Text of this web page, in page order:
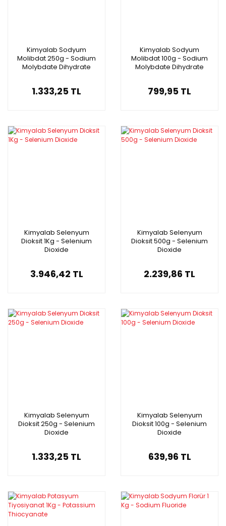
Kimyalab Sodyum
Molibdat 250g - Sodium
Molybdate Dihydrate
1.333,25 TL
Kimyalab Sodyum
Molibdat 100g - Sodium
Molybdate Dihydrate
799,95 TL
Kimyalab Selenyum
Dioksit 1Kg - Selenium
Dioxide
3.946,42 TL
Kimyalab Selenyum
Dioksit 500g - Selenium
Dioxide
2.239,86 TL
Kimyalab Selenyum
Dioksit 250g - Selenium
Dioxide
1.333,25 TL
Kimyalab Selenyum
Dioksit 100g - Selenium
Dioxide
639,96 TL